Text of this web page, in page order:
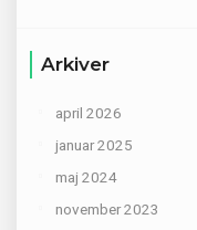
Arkiver
april 2026
januar 2025
maj 2024
november 2023